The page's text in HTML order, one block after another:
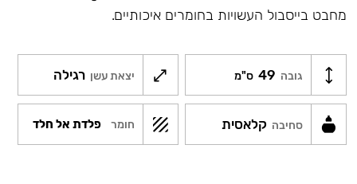
מחבט בייסבול העשויות בחומרים איכותיים.
גובה 49 ס"מ יצאת עשן רגילה
סחיבה קלאסית חומר פלדת אל חלד